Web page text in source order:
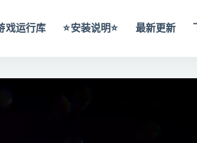
戏运行库 ⭐️安装说明⭐️ 最新更新